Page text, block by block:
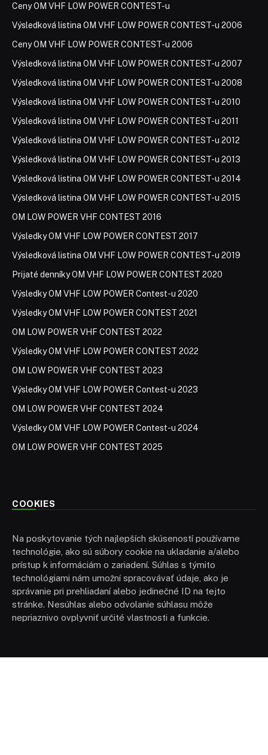
Ceny OM VHF LOW POWER CONTEST-u
Výsledková listina OM VHF LOW POWER CONTEST-u 2006
Ceny OM VHF LOW POWER CONTEST-u 2006
Výsledková listina OM VHF LOW POWER CONTEST-u 2007
Výsledková listina OM VHF LOW POWER CONTEST-u 2008
Výsledková listina OM VHF LOW POWER CONTEST-u 2010
Výsledková listina OM VHF LOW POWER CONTEST-u 2011
Výsledková listina OM VHF LOW POWER CONTEST-u 2012
Výsledková listina OM VHF LOW POWER CONTEST-u 2013
Výsledková listina OM VHF LOW POWER CONTEST-u 2014
Výsledková listina OM VHF LOW POWER CONTEST-u 2015
OM LOW POWER VHF CONTEST 2016
Výsledky OM VHF LOW POWER CONTEST 2017
Výsledková listina OM VHF LOW POWER CONTEST-u 2019
Prijaté denníky OM VHF LOW POWER CONTEST 2020
Výsledky OM VHF LOW POWER Contest-u 2020
Výsledky OM VHF LOW POWER CONTEST 2021
OM LOW POWER VHF CONTEST 2022
Výsledky OM VHF LOW POWER CONTEST 2022
OM LOW POWER VHF CONTEST 2023
Výsledky OM VHF LOW POWER Contest-u 2023
OM LOW POWER VHF CONTEST 2024
Výsledky OM VHF LOW POWER Contest-u 2024
OM LOW POWER VHF CONTEST 2025
COOKIES
Na poskytovanie tých najlepších skúseností používame
technológie, ako sú súbory cookie na ukladanie a/alebo
prístup k informáciám o zariadení. Súhlas s týmito
technológiami nám umožní spracovávať údaje, ako je
správanie pri prehliadaní alebo jedinečné ID na tejto
stránke. Nesúhlas alebo odvolanie súhlasu môže
nepriaznivo ovplyvniť určité vlastnosti a funkcie.